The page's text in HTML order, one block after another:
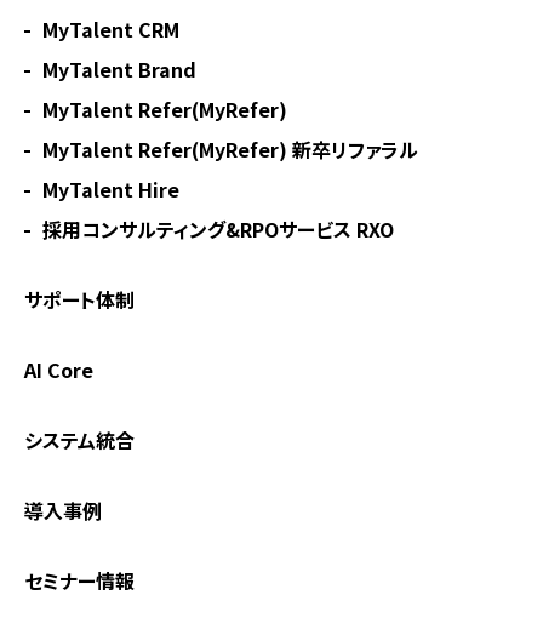
MyTalent CRM
MyTalent Brand
MyTalent Refer(MyRefer)
MyTalent Refer(MyRefer) 新卒リファラル
MyTalent Hire
採用コンサルティング&RPOサービス RXO
サポート体制
AI Core
システム統合
導入事例
セミナー情報